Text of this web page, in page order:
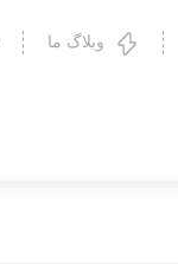
وبلاگ ما